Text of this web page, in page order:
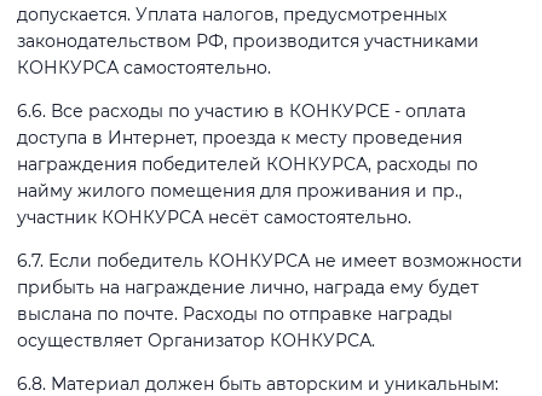
допускается. Уплата налогов, предусмотренных
законодательством РФ, производится участниками
КОНКУРСА самостоятельно.
6.6. Все расходы по участию в КОНКУРСЕ - оплата
доступа в Интернет, проезда к месту проведения
награждения победителей КОНКУРСА, расходы по
найму жилого помещения для проживания и пр.,
участник КОНКУРСА несёт самостоятельно.
6.7. Если победитель КОНКУРСА не имеет возможности
прибыть на награждение лично, награда ему будет
выслана по почте. Расходы по отправке награды
осуществляет Организатор КОНКУРСА.
6.8. Материал должен быть авторским и уникальным: